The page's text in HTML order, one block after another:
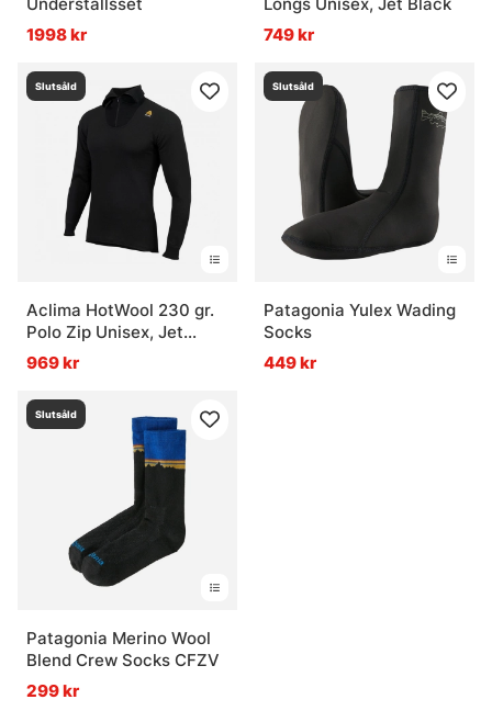
1998 kr
749 kr
Slutsåld
Aclima HotWool 230 gr.
Polo Zip Unisex, Jet
Black
969 kr
Slutsåld
Patagonia Yulex Wading
Socks
449 kr
Slutsåld
Patagonia Merino Wool
Blend Crew Socks CFZV
299 kr